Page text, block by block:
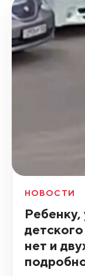
НОВОСТИ
нет и